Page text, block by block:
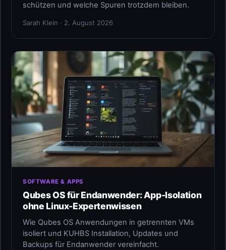
schützen und welche Spuren trotzdem bleiben.
Sarah Klein · 2. August 2026
SOFTWARE & APPS
Qubes OS für Endanwender: App-Isolation
ohne Linux-Expertenwissen
Wie Qubes OS Anwendungen in getrennten VMs
isoliert und KUHBS Installation, Updates und
Backups für Endanwender vereinfacht.